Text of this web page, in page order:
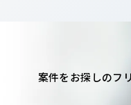
案件をお探しのフ